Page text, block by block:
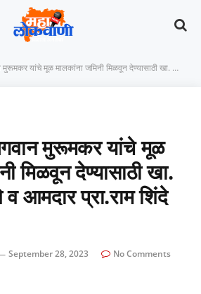
मालकांना जमिनी मिळवून देण्यासाठी खा. डॉ. सुजय विखे व आमदार प्रा.राम शिंदे यांना निवेदन
मुरूमकर यांचे मूळ
मिळवून देण्यासाठी खा.
आमदार प्रा.राम शिंदे
September 28, 2023
No Comments